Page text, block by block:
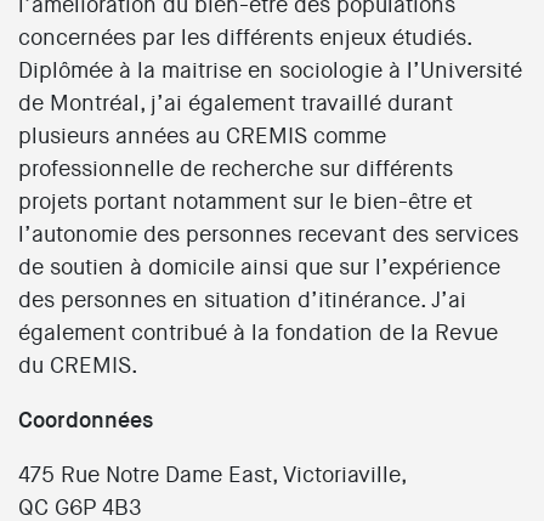
concernées par les différents enjeux étudiés.
Diplômée à la maitrise en sociologie à l’Université
de Montréal, j’ai également travaillé durant
plusieurs années au CREMIS comme
professionnelle de recherche sur différents
projets portant notamment sur le bien-être et
l’autonomie des personnes recevant des services
de soutien à domicile ainsi que sur l’expérience
des personnes en situation d’itinérance. J’ai
également contribué à la fondation de la Revue
du CREMIS.
Coordonnées
475 Rue Notre Dame East, Victoriaville,
QC G6P 4B3